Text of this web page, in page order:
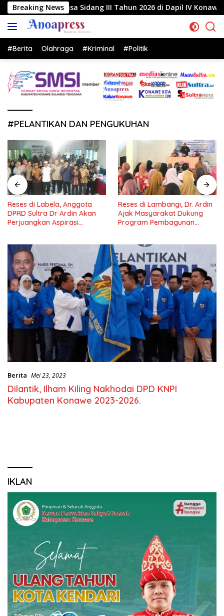
Langsung
ke
konten
Breaking News
Sidang III Tahun 2026 di Dapil IV Konawe Reses
#Berita Olahraga #Kriminal #Politik
#PELANTIKAN DAN PENGUKUHAN
Reses di Labela, Anggota
DPRD Sultra Dr Ardin Akan
Perjuangkan Aspirasi
Reses di Lambangi, Dr. Ardin
Ajak Masyarakat Dukung
Program Pembagunan
Berita Mei 23, 2023
Dilantik, Ilham Kiling Nakhodai DPD KNPI
Kabupaten Konawe 2023-2026.
IKLAN